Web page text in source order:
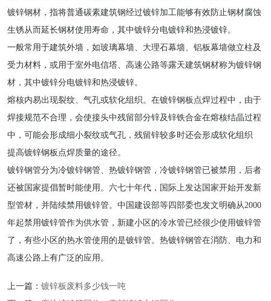
镀锌钢材，指将普通碳素建筑钢经过镀锌加工能够有效防止钢材腐蚀
生锈从而延长钢材使用寿命，其中镀锌分电镀锌和热浸镀锌。
一般常用于建筑外墙，如玻璃幕墙、大理石幕墙、铝板幕墙做立柱及
受力材料，或用于室外电信塔、高速公路等露天建筑钢材称为镀锌钢
材，其中镀锌分电镀锌和热浸镀锌。
熔核内易出现裂纹、气孔或软化组织。在镀锌钢板点焊过程中，由于
焊接规范不合理，会使接头中残留部分锌及锌铁合金在熔核结晶过程
中，可能会形成细小裂纹或气孔，残留锌较多时还会形成软化组织
提高镀锌钢板点焊质量的途径。
镀锌钢管分为冷镀锌钢管、热镀锌钢管，冷镀锌钢管已被禁用，后者
还被国家提倡暂时能使用。六七十年代，国际上发达国家开始开发新
型管材，并陆续禁用镀锌管。中国建设部等四部委也发文明确从2000
年起禁用镀锌管作为供水管，新建小区的冷水管已经很少使用镀锌管
了，有些小区的热水管使用的是镀锌管。热镀锌钢管在消防、电力和
高速公路上有广泛的应用。
上一篇： 镀锌板废料多少钱一吨